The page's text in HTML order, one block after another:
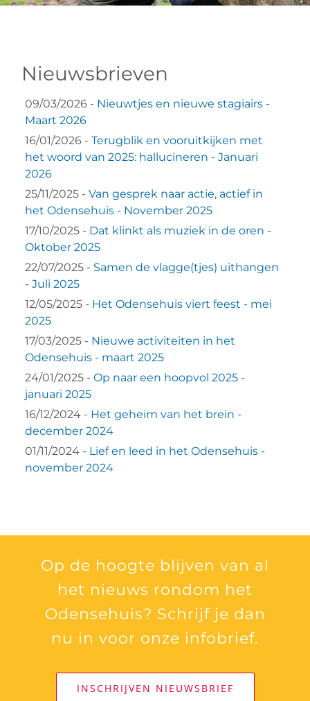
CONTACT
Nieuwsbrieven
09/03/2026 - Nieuwtjes en nieuwe stagiairs -
Maart 2026
16/01/2026 -Terugblik en vooruitkijken met
het woord van 2025: hallucineren - Januari
2026
25/11/2025 -Van gesprek naar actie, actief in
het Odensehuis - November 2025
17/10/2025 - Dat klinkt als muziek in de oren -
Oktober 2025
22/07/2025 - Samen de vlagge(tjes) uithangen
- Juli 2025
12/05/2025 - Het Odensehuis viert feest - mei
2025
17/03/2025 - Nieuwe activiteiten in het
Odensehuis - maart 2025
24/01/2025 -Op naar een hoopvol 2025 -
januari 2025
16/12/2024 - Het geheim van het brein -
december 2024
01/11/2024 - Lief en leed in het Odensehuis -
november 2024
Op de hoogte blijven van al
het nieuws rondom het
Odensehuis? Schrijf je dan
nu in voor onze infobrief.
INSCHRIJVEN NIEUWSBRIEF